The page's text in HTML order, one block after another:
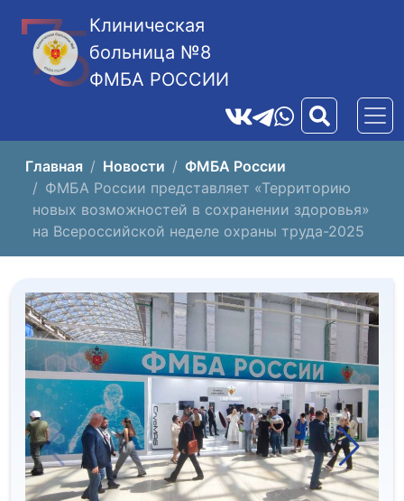
Клиническая
больница №8
ФМБА РОССИИ
Главная Новости
ФМБА России
ФМБА России представляет «Территорию
новых возможностей в сохранении здоровья»
на Всероссийской неделе охраны труда-2025